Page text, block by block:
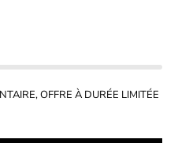
OFFRE À DURÉE LIMITÉE